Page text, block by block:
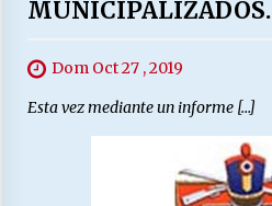
MUNICIPALIZADOS.
Dom Oct 27 , 2019
Esta vez mediante un informe […]